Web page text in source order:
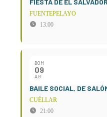
FUENTEPELAYO
13:00
DOM
09
AG
BAILE SOCIAL, DE
CUÉLLAR
21:00